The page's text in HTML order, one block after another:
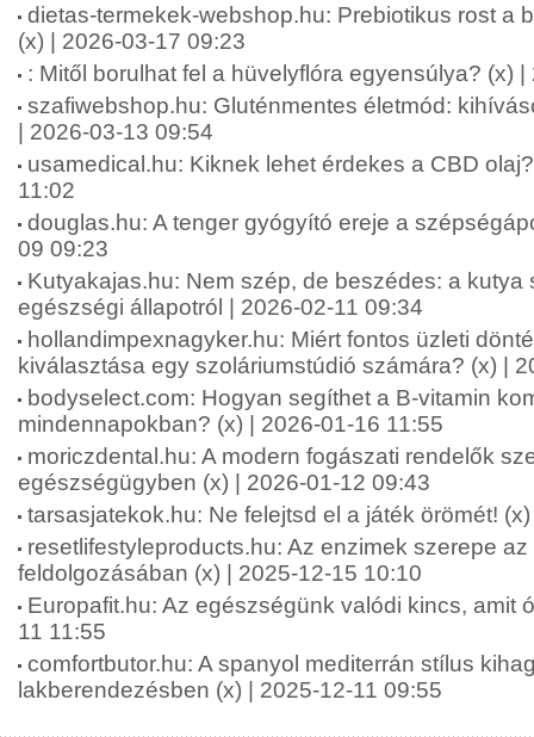
dietas-termekek-webshop.hu: Prebiotikus rost a
(x) | 2026-03-17 09:23
: Mitől borulhat fel a hüvelyflóra egyensúlya? (x)
szafiwebshop.hu: Gluténmentes életmód:
| 2026-03-13 09:54
usamedical.hu: Kiknek lehet érdekes a CBD
11:02
douglas.hu: A tenger gyógyító ereje a
09 09:23
Kutyakajas.hu: Nem szép, de beszédes: a kutya
egészségi állapotról | 2026-02-11 09:34
hollandimpexnagyker.hu: Miért fontos üzleti
kiválasztása egy szoláriumstúdió számára? (x) |
bodyselect.com: Hogyan segíthet a B-vitamin
mindennapokban? (x) | 2026-01-16 11:55
moriczdental.hu: A modern fogászati rendelők
egészségügyben (x) | 2026-01-12 09:43
tarsasjatekok.hu: Ne felejtsd el a játék örömét!
resetlifestyleproducts.hu: Az enzimek szerepe
feldolgozásában (x) | 2025-12-15 10:10
Europafit.hu: Az egészségünk valódi kincs, amit
11 11:55
comfortbutor.hu: A spanyol mediterrán stílus
lakberendezésben (x) | 2025-12-11 09:55